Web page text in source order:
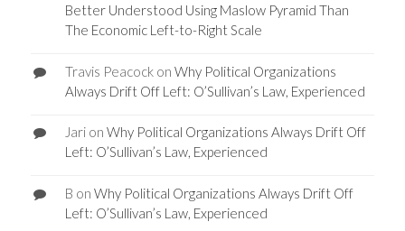
Better Understood Using Maslow Pyramid Than
The Economic Left-to-Right Scale
Travis Peacockon Why Political Organizations
Always Drift Off Left: O’Sullivan’s Law, Experienced
Jarion Why Political Organizations Always Drift Off
Left: O’Sullivan’s Law, Experienced
B on Why Political Organizations Always Drift Off
Left: O’Sullivan’s Law, Experienced